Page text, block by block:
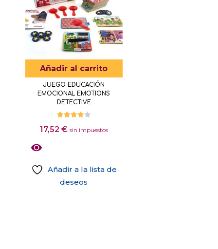
Añadir al carrito
JUEGO EDUCACIÓN
EMOCIONAL EMOTIONS
DETECTIVE
con
17,52 € sin impuestos
Añadir a la lista de
deseos